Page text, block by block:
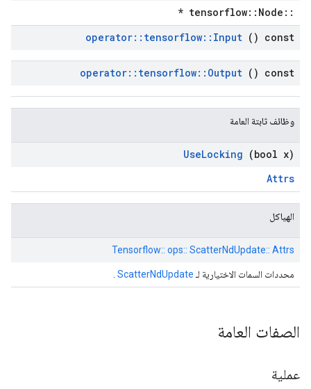
::tensorflow::Node *
operator:: tensorflow:: Input () const
operator:: tensorflow:: Output () const
وظائف ثابتة العامة
UseLocking (bool x)
Attrs
الهياكل
Tensorflow:: ops:: ScatterNdUpdate:: Attrs
محددات السمات الاختيارية لـ ScatterNdUpdate
الصفات العامة
عملية